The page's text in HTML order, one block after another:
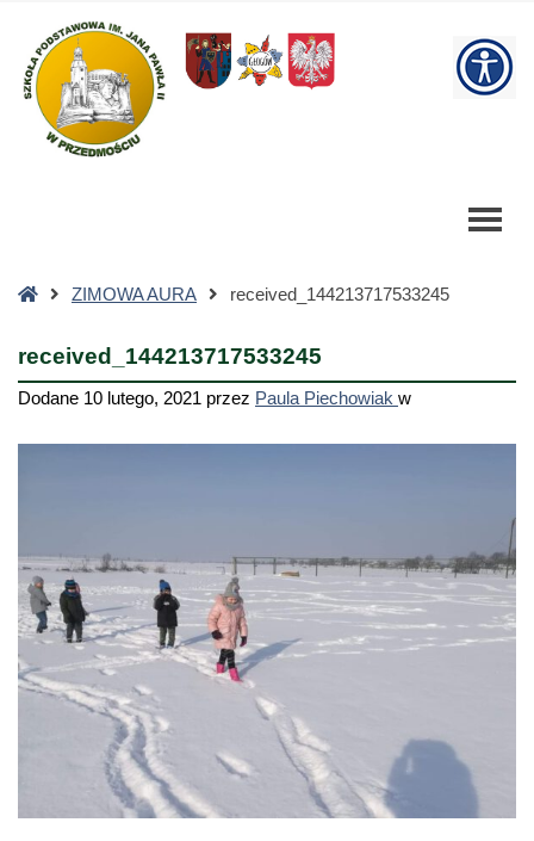
Szkoła
Podstawowa
StronaZIMOWA AURA received_144213717533245
received_144213717533245
Dodane 10 lutego, 2021 przez Paula Piechowiak w